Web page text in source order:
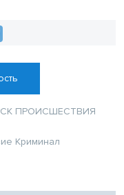
ПРОИСШЕСТВИЯ
Криминал